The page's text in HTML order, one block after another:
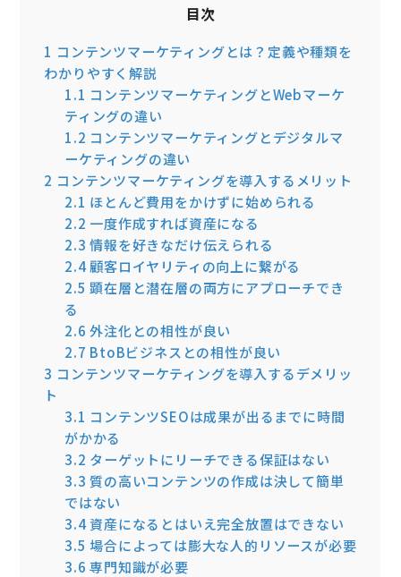
目次
1 コンテンツマーケティングとは？定義や種類を
わかりやすく解説
1.1 コンテンツマーケティングとWebマーケ
ティングの違い
1.2 コンテンツマーケティングとデジタルマ
ーケティングの違い
2 コンテンツマーケティングを導入するメリット
2.1 ほとんど費用をかけずに始められる
2.2 一度作成すれば資産になる
2.3 情報を好きなだけ伝えられる
2.4顧客ロイヤリティの向上に繋がる
2.5 顕在層と潜在層の両方にアプローチでき
る
2.6 外注化との相性が良い
2.7 BtoBビジネスとの相性が良い
3 コンテンツマーケティングを導入するデメリッ
ト
3.1 コンテンツSEOは成果が出るまでに時間
がかかる
3.2 ターゲットにリーチできる保証はない
3.3 質の高いコンテンツの作成は決して簡単
ではない
3.4資産になるとはいえ完全放置はできない
3.5 場合によっては膨大な人的リソースが必要
3.6 専門知識が必要